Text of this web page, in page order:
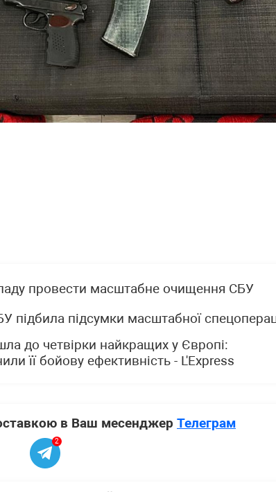
провести масштабне очищення СБУ
підбила підсумки масштабної
до четвірки найкращих у Європі:
її бойову ефективність - L'Express
в Ваш месенджер Телеграм
2